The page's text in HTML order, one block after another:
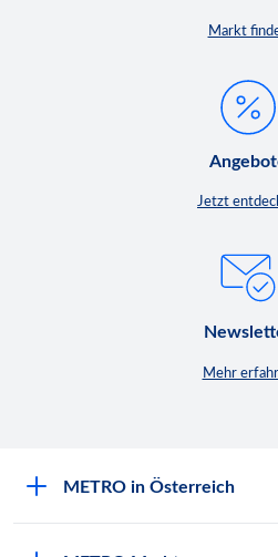
Markt
Jetzt
Mehr
METRO in Österreich